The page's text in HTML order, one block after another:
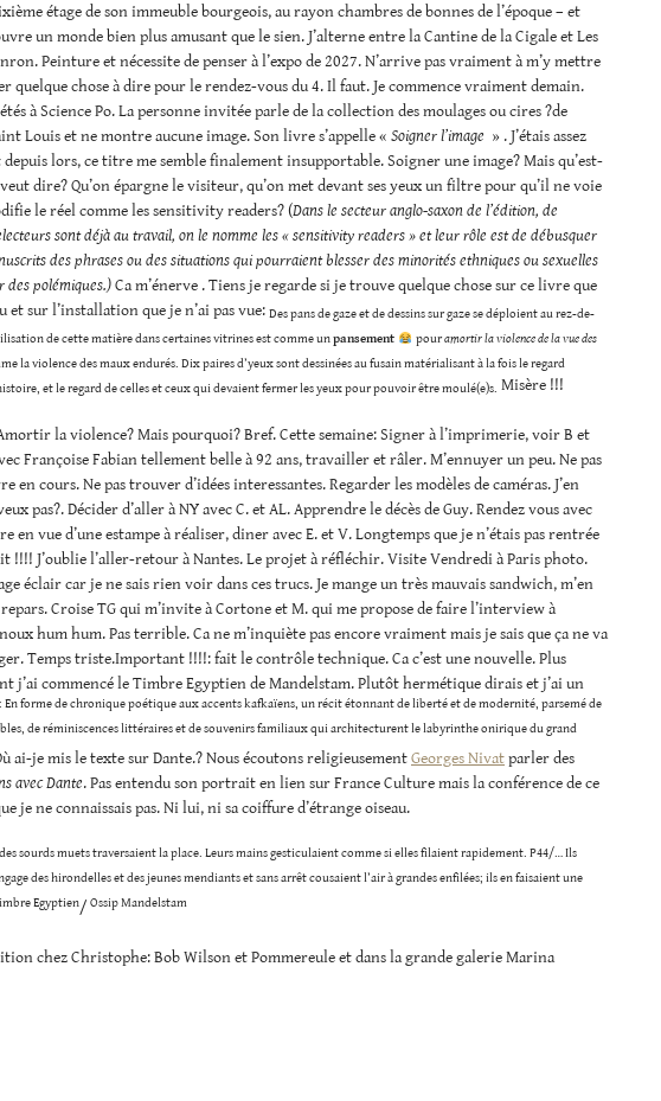
étage de son immeuble bourgeois, au rayon chambres de bonnes de l’époque – et
un monde bien plus amusant que le sien. J’alterne entre la Cantine de la Cigale et Les
Peinture et nécessite de penser à l’expo de 2027. N’arrive pas vraiment à m’y mettre
quelque chose à dire pour le rendez-vous du 4. Il faut. Je commence vraiment demain.
à Science Po. La personne invitée parle de la collection des moulages ou cires ?de
Louis et ne montre aucune image. Son livre s’appelle « Soigner l’image » . J’étais assez
lors, ce titre me semble finalement insupportable. Soigner une image? Mais qu’est-
veut dire? Qu’on épargne le visiteur, qu’on met devant ses yeux un filtre pour qu’il ne voie
le réel comme les sensitivity readers? (Dans le secteur anglo-saxon de l’édition, de
sont déjà au travail, on le nomme les « sensitivity readers » et leur rôle est de débusquer
des phrases ou des situations qui pourraient blesser des minorités ethniques ou sexuelles
des polémiques.)Ca m’énerve . Tiens je regarde si je trouve quelque chose sur ce livre que
et sur l’installation que je n’ai pas vue: Des pans de gaze et de dessins sur gaze se déploient au rez-de-
de cette matière dans certaines vitrines est comme unpansement pouramortir la violence de la vue des
la violence des maux endurés. Dix paires d’yeux sont dessinées au fusain matérialisant à la fois le regard
et le regard de celles et ceux qui devaient fermer les yeux pour pouvoir être moulé(e)s. Misère !!!
la violence? Mais pourquoi? Bref. Cette semaine: Signer à l’imprimerie, voir B et
Françoise Fabian tellement belle à 92 ans, travailler et râler. M’ennuyer un peu. Ne pas
en cours. Ne pas trouver d’idées interessantes. Regarder les modèles de caméras. J’en
pas?. Décider d’aller à NY avec C. et AL. Apprendre le décès de Guy. Rendez vous avec
en vue d’une estampe à réaliser, diner avec E. et V. Longtemps que je n’étais pas rentrée
!!!! J’oublie l’aller-retour à Nantes. Le projet à réfléchir. Visite Vendredi à Paris photo.
éclair car je ne sais rien voir dans ces trucs. Je mange un très mauvais sandwich, m’en
Croise TG qui m’invite à Cortone et M. qui me propose de faire l’interview à
hum hum. Pas terrible. Ca ne m’inquiète pas encore vraiment mais je sais que ça ne va
Temps triste.Important !!!!: fait le contrôle technique. Ca c’est une nouvelle. Plus
j’ai commencé le Timbre Egyptien de Mandelstam. Plutôt hermétique dirais et j’ai un
: En forme de chronique poétique aux accents kafkaïens, un récit étonnant de liberté et de modernité, parsemé de
de réminiscences littéraires et de souvenirs familiaux qui architecturent le labyrinthe onirique du grand
ai-je mis le texte sur Dante.? Nous écoutons religieusementGeorges Nivatparler des
avec Dante. Pas entendu son portrait en lien sur France Culture mais la conférence de ce
je ne connaissais pas. Ni lui, ni sa coiffure d’étrange oiseau.
sourds muets traversaient la place. Leurs mains gesticulaient comme si elles filaient rapidement. P44/… Ils
des hirondelles et des jeunes mendiants et sans arrêt cousaient l’air à grandes enfilées; ils en faisaient une
Egyptien/ Ossip Mandelstam
chez Christophe: Bob Wilson et Pommereule et dans la grande galerie Marina